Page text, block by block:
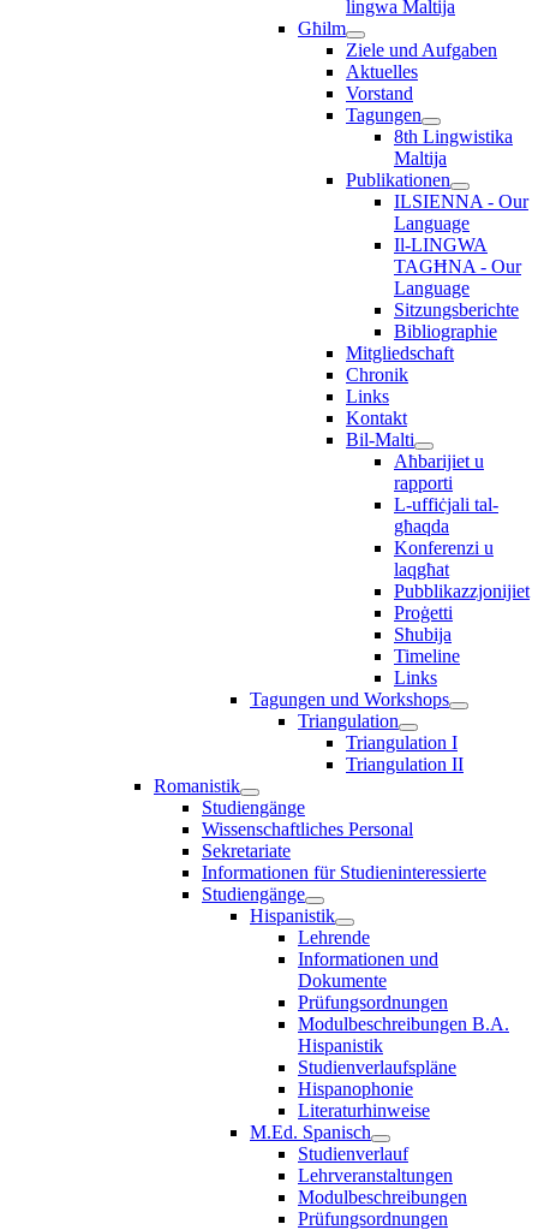
lingwa Maltija
Għilm
Ziele und Aufgaben
Aktuelles
Vorstand
Tagungen
8th Lingwistika
Maltija
Publikationen
ILSIENNA - Our
Language
Il-LINGWA
TAGĦNA - Our
Language
Sitzungsberichte
Bibliographie
Mitgliedschaft
Chronik
Links
Kontakt
Bil-Malti
Aħbarijiet u
rapporti
L-uffiċjali tal-
għaqda
Konferenzi u
laqgħat
Pubblikazzjonijiet
Proġetti
Sħubija
Timeline
Links
Tagungen und Workshops
Triangulation
Triangulation I
Triangulation II
Romanistik
Studiengänge
Wissenschaftliches Personal
Sekretariate
Informationen für Studieninteressierte
Studiengänge
Hispanistik
Lehrende
Informationen und
Dokumente
Prüfungsordnungen
Modulbeschreibungen B.A.
Hispanistik
Studienverlaufspläne
Hispanophonie
Literaturhinweise
M.Ed. Spanisch
Studienverlauf
Lehrveranstaltungen
Modulbeschreibungen
Prüfungsordnungen